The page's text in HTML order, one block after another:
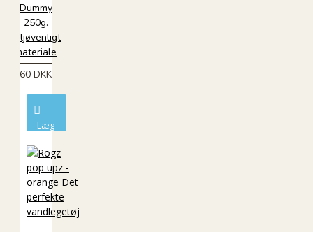
Dummy
250g.
miljøvenligt
materiale
60 DKK
Læg
kurv